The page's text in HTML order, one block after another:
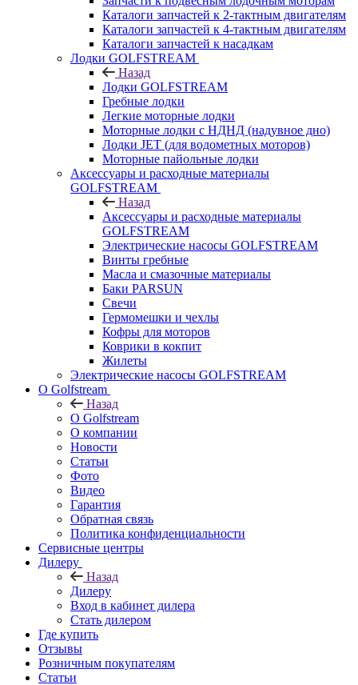
Каталоги запчастей к 2-тактным двигателям
Каталоги запчастей к 4-тактным двигателям
Каталоги запчастей к насадкам
Лодки GOLFSTREAM
Назад
Лодки GOLFSTREAM
Гребные лодки
Легкие моторные лодки
Моторные лодки с НДНД (надувное дно)
Лодки JET (для водометных моторов)
Моторные пайольные лодки
Аксессуары и расходные материалы
GOLFSTREAM
Назад
Аксессуары и расходные материалы
GOLFSTREAM
Электрические насосы GOLFSTREAM
Винты гребные
Масла и смазочные материалы
Баки PARSUN
Свечи
Гермомешки и чехлы
Кофры для моторов
Коврики в кокпит
Жилеты
Электрические насосы GOLFSTREAM
О Golfstream
Назад
О Golfstream
О компании
Новости
Статьи
Фото
Видео
Гарантия
Обратная связь
Политика конфиденциальности
Сервисные центры
Дилеру
Назад
Дилеру
Вход в кабинет дилера
Стать дилером
Где купить
Отзывы
Розничным покупателям
Статьи